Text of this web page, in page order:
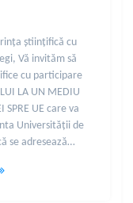
științifică cu
Vă invităm să
cu participare
LA UN MEDIU
SPRE UE care va
Universității de
se adresează…